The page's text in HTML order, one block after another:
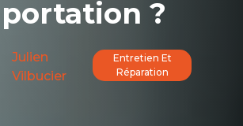
?
Julien
Vilbucier
Entretien Et
Réparation